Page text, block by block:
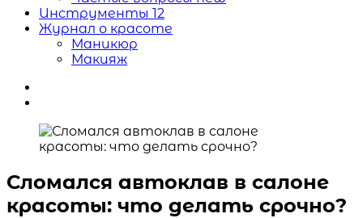
Инструменты 12
Журнал о красоте
Маникюр
Макияж
Сломался автоклав в салоне
красоты: что делать срочно?